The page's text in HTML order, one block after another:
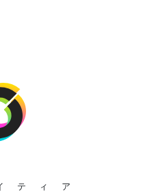
ティア